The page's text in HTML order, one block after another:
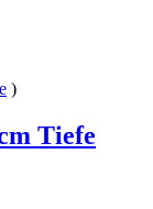
)
Tiefe